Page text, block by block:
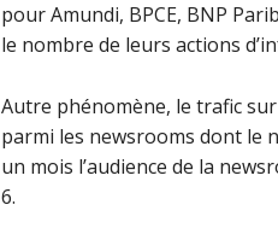
pour Amundi, BPCE, BNP
le nombre de leurs actions
Autre phénomène, le trafic
parmi les newsrooms dont le
un mois l’audience de la
6.